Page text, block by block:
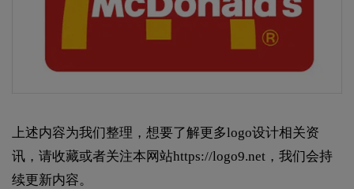
上述内容为我们整理，想要了解更多logo设计相关资
讯，请收藏或者关注本网站https://logo9.net ，我们会持
续更新内容。